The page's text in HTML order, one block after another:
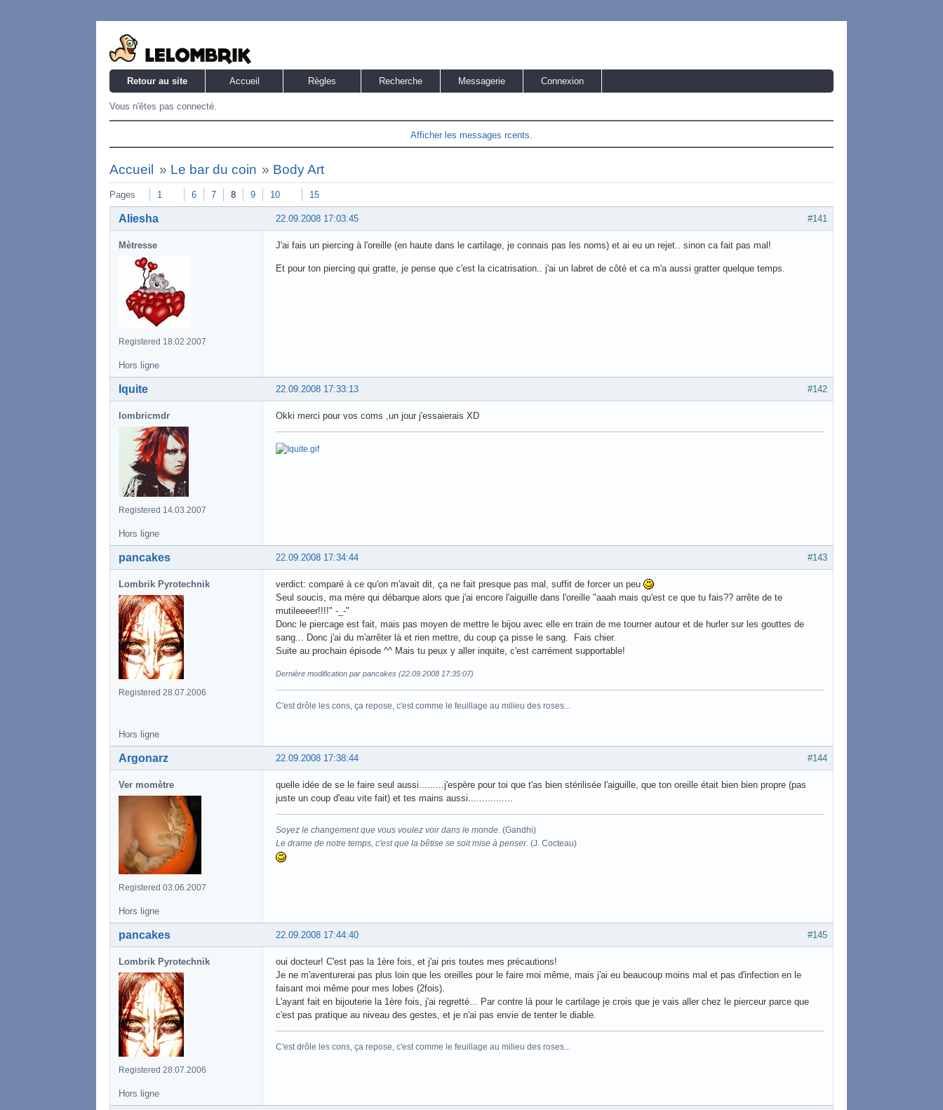
Retour au site Accueil Règles Recherche Messagerie Connexion
Vous n'êtes pas connecté.
Afficher les messages rcents.
Accueil » Le bar du coin » Body Art
Pages 1 6 7 8 9 10 15
#141
22.09.2008 17:03:45
Aliesha
Mètresse
Registered 18.02.2007
J'ai fais un piercing à l'oreille (en haute dans le cartilage, je connais pas les noms) et ai eu un rejet.. sinon ca fait pas mal!
Et pour ton piercing qui gratte, je pense que c'est la cicatrisation.. j'ai un labret de côté et ca m'a aussi gratter quelque temps.
Hors ligne
#142
22.09.2008 17:33:13
Iquite
lombricmdr
Registered 14.03.2007
Okki merci pour vos coms ,un jour j'essaierais XD
Hors ligne
#143
22.09.2008 17:34:44
pancakes
Lombrik Pyrotechnik
Registered 28.07.2006
verdict: comparé à ce qu'on m'avait dit, ça ne fait presque pas mal, suffit de forcer un peu
Seul soucis, ma mère qui débarque alors que j'ai encore l'aiguille dans l'oreille "aaah mais qu'est ce que tu fais?? arrête de te
mutileeeer!!!!" -_-"
Donc le piercage est fait, mais pas moyen de mettre le bijou avec elle en train de me tourner autour et de hurler sur les gouttes de
sang... Donc j'ai du m'arrêter là et rien mettre, du coup ça pisse le sang. Fais chier.
Suite au prochain épisode ^^ Mais tu peux y aller inquite, c'est carrément supportable!
Dernière modification par pancakes (22.09.2008 17:35:07)
C'est drôle les cons, ça repose, c'est comme le feuillage au milieu des roses...
Hors ligne
#144
22.09.2008 17:38:44
Argonarz
Ver momètre
Registered 03.06.2007
quelle idée de se le faire seul aussi.........j'espère pour toi que t'as bien stérilisée l'aiguille, que ton oreille était bien bien propre (pas
juste un coup d'eau vite fait) et tes mains aussi................
Soyez le changement que vous voulez voir dans le monde. (Gandhi)
Le drame de notre temps, c'est que la bêtise se soit mise à penser. (J. Cocteau)
Hors ligne
#145
22.09.2008 17:44:40
pancakes
Lombrik Pyrotechnik
Registered 28.07.2006
oui docteur! C'est pas la 1ère fois, et j'ai pris toutes mes précautions!
Je ne m'aventurerai pas plus loin que les oreilles pour le faire moi même, mais j'ai eu beaucoup moins mal et pas d'infection en le
faisant moi même pour mes lobes (2fois).
L'ayant fait en bijouterie la 1ère fois, j'ai regretté... Par contre là pour le cartilage je crois que je vais aller chez le pierceur parce que
c'est pas pratique au niveau des gestes, et je n'ai pas envie de tenter le diable.
C'est drôle les cons, ça repose, c'est comme le feuillage au milieu des roses...
Hors ligne